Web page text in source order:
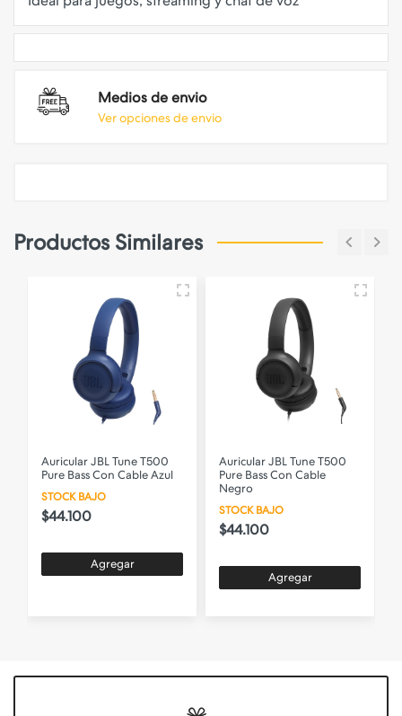
Medios de envio
Ver opciones de envio
Productos Similares
Auricular JBL Tune T500
Pure Bass Con Cable Azul
STOCK BAJO
$44.100
Agregar
Auricular JBL Tune T500
Pure Bass Con Cable
Negro
STOCK BAJO
$44.100
Agregar